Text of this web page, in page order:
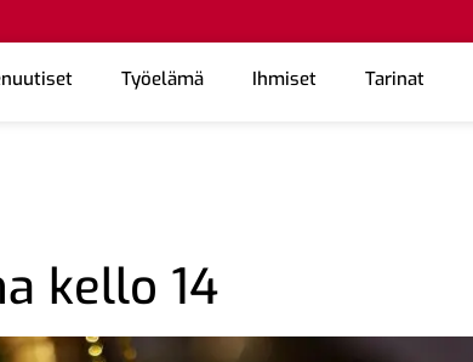
Työelämä Ihmiset Tarinat
kello 14